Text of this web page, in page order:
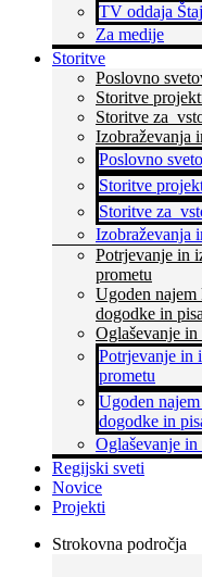
TV oddaja
Za medije
Storitve
Poslovno
Storitve
Storitve za
Izobraževanja
Poslovno
Storitve
Storitve za
Izobraževanja
Potrjevanje in
prometu
Ugoden najem
dogodke in
Oglaševanje
Potrjevanje in
prometu
Ugoden
dogodke in
Oglaševanje
Regijski sveti
Novice
Projekti
Strokovna področja